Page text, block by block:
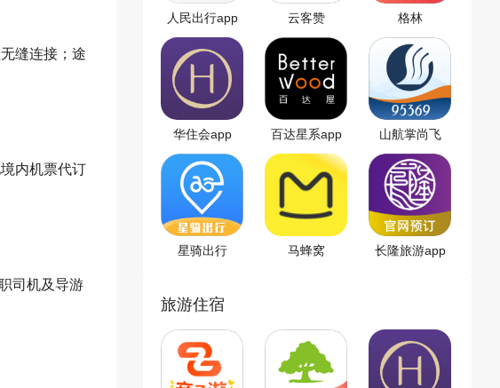
缝连接；途
内机票代订
司机及导游
人民出行app 云客赞 格林
华住会app 百达星系app
山航掌尚飞
app
星骑出行 马蜂窝 长隆旅游app
旅游住宿